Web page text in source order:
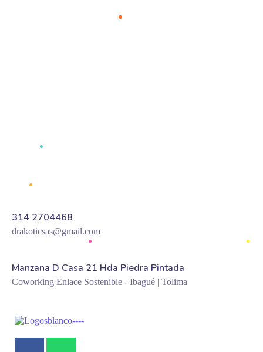
314 2704468
drakoticsas@gmail.com
Manzana D Casa 21 Hda Piedra Pintada
Coworking Enlace Sostenible - Ibagué | Tolima